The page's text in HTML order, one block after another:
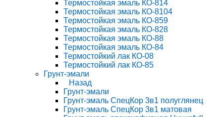
Термостойкая эмаль КО-814
Термостойкая эмаль КО-8104
Термостойкая эмаль КО-859
Термостойкая эмаль КО-828
Термостойкая эмаль КО-88
Термостойкая эмаль КО-84
Термостойкий лак КО-08
Термостойкий лак КО-85
Грунт-эмали
Назад
Грунт-эмали
Грунт-эмаль СпецКор 3в1 полуглянец
Грунт-эмаль СпецКор 3в1 матовая